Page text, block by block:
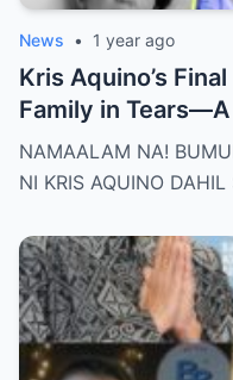
News • 1 year ago
Kris Aquino’s
Family in
That Shocks the
Behind Her
Grief, and
Philippines and
NAMAALAM NA!
NI KRIS AQUINO